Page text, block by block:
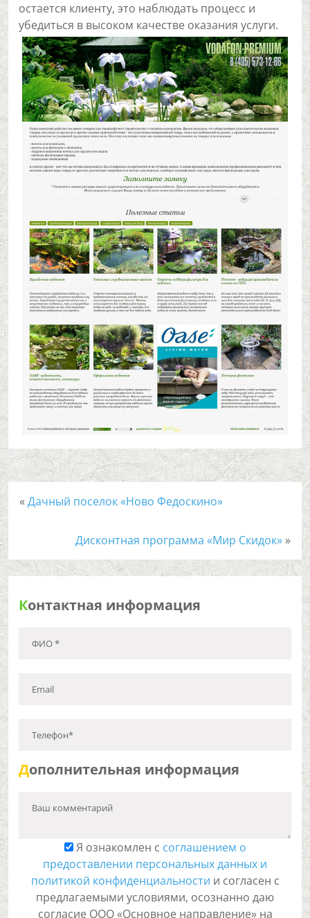
остается клиенту, это наблюдать процесс и
убедиться в высоком качестве оказания услуги.
« Дачный поселок «Ново Федоскино»
Дисконтная программа «Мир Скидок» »
Контактная информация
ФИО *
Email
Телефон*
Дополнительная информация
Ваш комментарий
Я ознакомлен с соглашением о
предоставлении персональных данных и
политикой конфиденциальности и согласен с
предлагаемыми условиями, осознанно даю
согласие ООО «Основное направление» на